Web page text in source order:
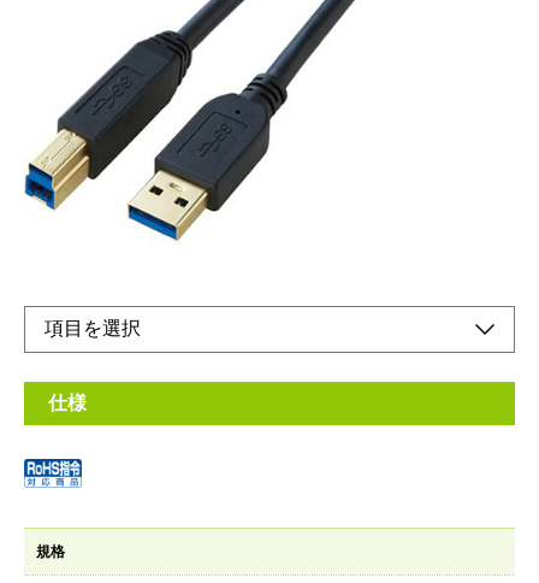
オープン
生産終了品
USB2.0の約10倍の転送スピード（最大5Gbps：理論値）。ノイ
ズに強い3重シールド（USB3.0ケーブル部分）。経年劣化
仕様
規格